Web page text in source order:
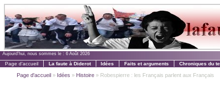
Aujourd'hui, nous sommes le : 6 Août 2026
Page d'accueil La faute à Diderot Idées Faits et arguments Chroniques du
Page d'accueil » Idées » Histoire » Robespierre : les Français parlent aux Français